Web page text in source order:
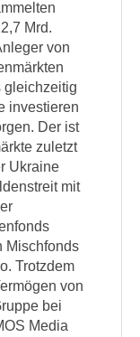
Mrd.
von
gleichzeitig
investieren
Der ist
zuletzt
Ukraine
mit
Mischfonds
Trotzdem
von
bei
Media